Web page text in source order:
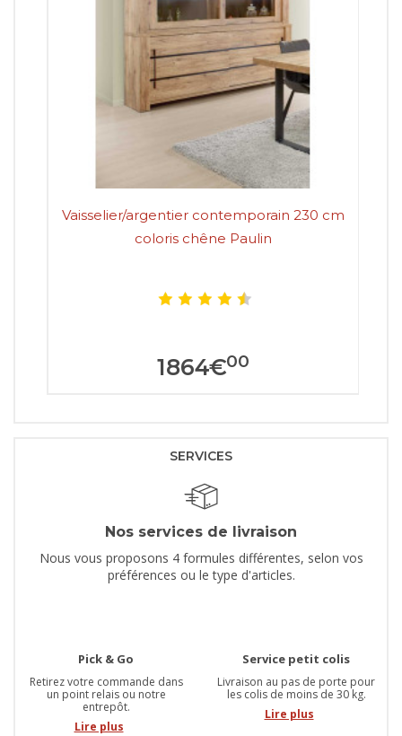
Vaisselier/argentier contemporain 230 cm
coloris chêne Paulin
1864€00
SERVICES
Nos services de livraison
Nous vous proposons 4 formules différentes, selon vos
préférences ou le type d'articles.
Pick & Go
Retirez votre commande dans
un point relais ou notre
entrepôt.
Lire plus
Service petit colis
Livraison au pas de porte pour
les colis de moins de 30 kg.
Lire plus